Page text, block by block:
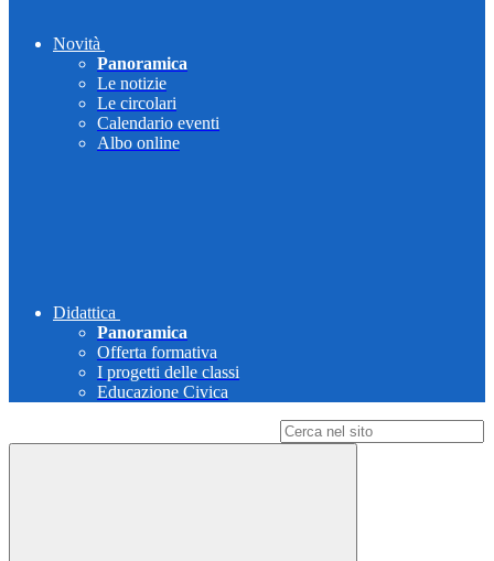
Novità
Panoramica
Le notizie
Le circolari
Calendario eventi
Albo online
Didattica
Panoramica
Offerta formativa
I progetti delle classi
Educazione Civica